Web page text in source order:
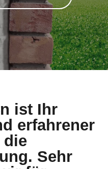
ist Ihr
erfahrener
die
Sehr